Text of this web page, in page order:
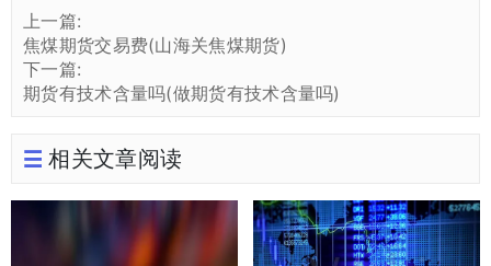
上一篇:
焦煤期货交易费(山海关焦煤期货)
下一篇:
期货有技术含量吗(做期货有技术含量吗)
相关文章阅读